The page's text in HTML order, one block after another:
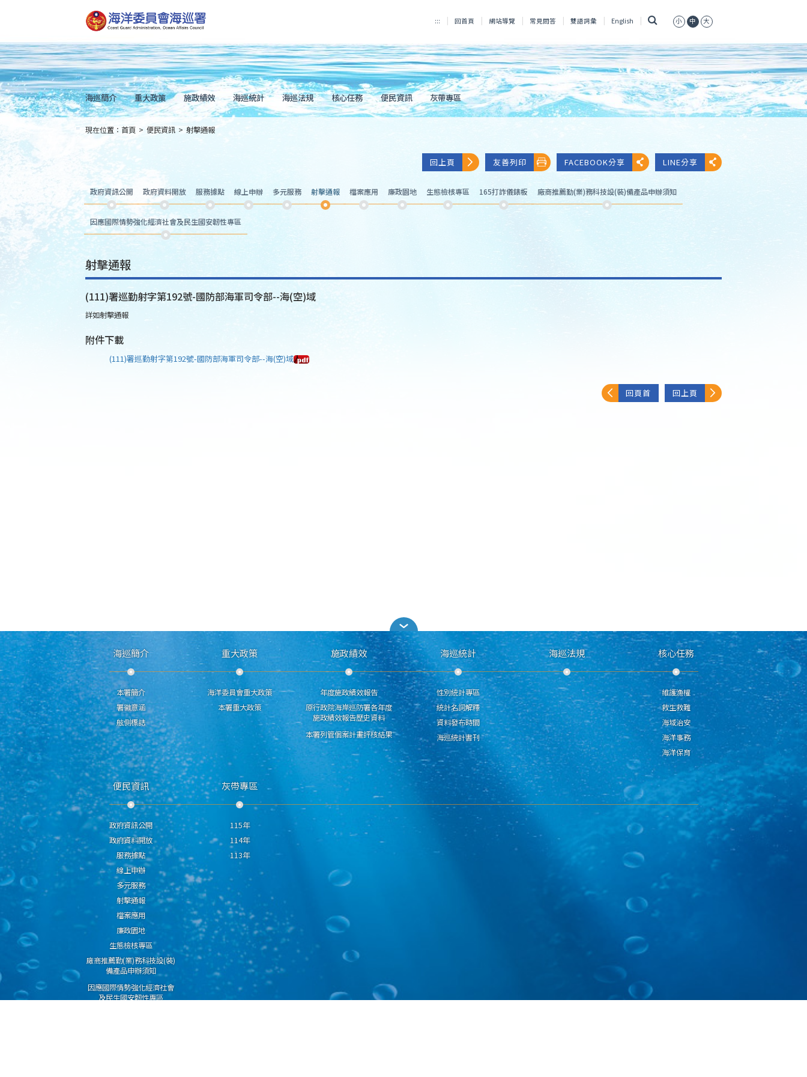
到
主
內
容
Skip
to
main
content
::: 回首頁 網站導覽 常見問答 雙語詞彙 English 小 中 大
海巡簡介 重大政策 施政績效 海巡統計 海巡法規 核心任務 便民資訊 灰帶專區
::: 現在位置： 首頁 > 便民資訊 > 射擊通報
回上頁 友善列印 FACEBOOK分享 LINE分享
政府資訊公開 政府資料開放 服務據點 線上申辦 多元服務 射擊通報 檔案應用 廉政園地 生態檢核專區 165打詐儀錶板 廠商推薦勤(業)務科技設(裝)備產品申辦須知
因應國際情勢強化經濟社會及民生國安韌性專區
射擊通報
(111)署巡勤射字第192號-國防部海軍司令部--海(空)域
詳如射擊通報
附件下載
(111)署巡勤射字第192號-國防部海軍司令部--海(空)域
回頁首 回上頁
海巡簡介
本署簡介
署徽意涵
舷側標誌
重大政策
海洋委員會重大政策
本署重大政策
施政績效
年度施政績效報告
原行政院海岸巡防署各年度
施政績效報告歷史資料
本署列管個案計畫評核結果
海巡統計
性別統計專區
統計名詞解釋
資料發布時間
海巡統計書刊
海巡法規 核心任務
維護漁權
救生救難
海域治安
海洋事務
海洋保育
便民資訊
政府資訊公開
政府資料開放
服務據點
線上申辦
多元服務
射擊通報
檔案應用
廉政園地
生態檢核專區
廠商推薦勤(業)務科技設(裝)
備產品申辦須知
因應國際情勢強化經濟社會
及民生國安韌性專區
灰帶專區
115年
114年
113年